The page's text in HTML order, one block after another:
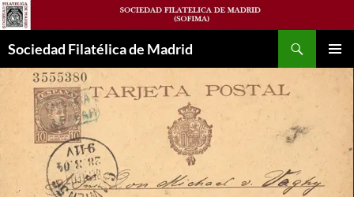
Saltar
al
contenido
Sociedad Filatélica de Madrid